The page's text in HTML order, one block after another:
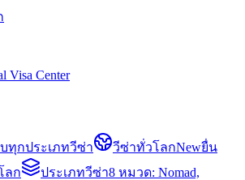
Visa Center
ทุกประเภทวีซ่า วีซ่าทั่วโลกNewยื่น
ลก
ประเภทวีซ่า8 หมวด: Nomad,